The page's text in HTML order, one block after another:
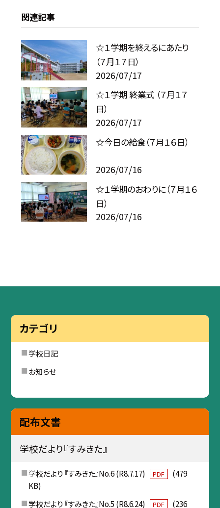
関連記事
☆１学期を終えるにあたり
（７月１７日）
2026/07/17
☆１学期 終業式 （７月１７
日）
2026/07/17
☆今日の給食（７月１６日）
2026/07/16
☆１学期のおわりに（７月１６
日）
2026/07/16
カテゴリ
学校日記
お知らせ
配布文書
学校だより『すみきた』
学校だより 『すみきた』No.6 (R8.7.17) PDF
(479
KB)
学校だより 『すみきた』No.5 (R8.6.24)
PDF (236